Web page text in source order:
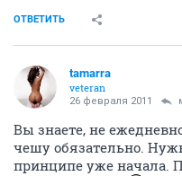
ОТВЕТИТЬ
tamarra
veteran
26 февраля 2011
Вы знаете, не
чешу обязательно.
принципе уже начала.